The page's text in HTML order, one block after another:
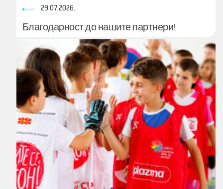
29.07.2026.
Благодарност до нашите партнери!